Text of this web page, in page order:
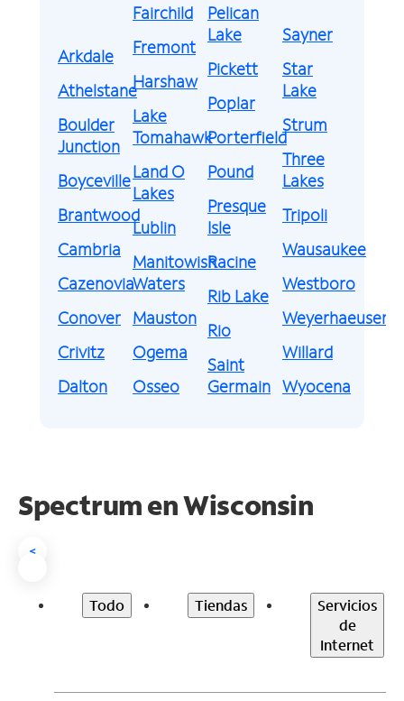
Arkdale
Athelstane
Boulder
Junction
Boyceville
Brantwood
Cambria
Cazenovia
Conover
Crivitz
Dalton
Fairchild
Fremont
Harshaw
Lake
Tomahawk
Land O
Lakes
Lublin
Manitowish
Waters
Mauston
Ogema
Osseo
Pelican
Lake
Pickett
Poplar
Porterfield
Pound
Presque
Isle
Racine
Rib Lake
Rio
Saint
Germain
Sayner
Star
Lake
Strum
Three
Lakes
Tripoli
Wausaukee
Westboro
Weyerhaeuser
Willard
Wyocena
Spectrum enWisconsin
<
Todo Tiendas
Servicios
de
Internet